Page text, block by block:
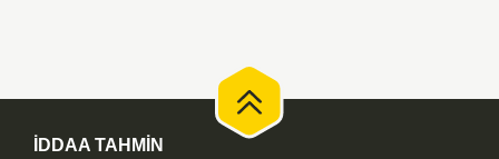
İDDAA TAHMİN